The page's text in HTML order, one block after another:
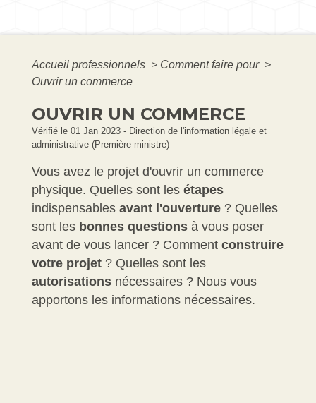
Accueil professionnels > Comment faire pour >
Ouvrir un commerce
OUVRIR UN COMMERCE
Vérifié le 01 Jan 2023 - Direction de l'information légale et
administrative (Première ministre)
Vous avez le projet d'ouvrir un commerce
physique. Quelles sont les étapes
indispensables avant l'ouverture ? Quelles
sont les bonnes questions à vous poser
avant de vous lancer ? Comment construire
votre projet ? Quelles sont les
autorisations nécessaires ? Nous vous
apportons les informations nécessaires.